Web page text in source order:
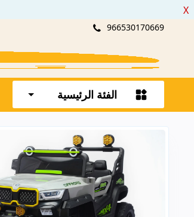
X
966530170669
الفئة الرئيسية